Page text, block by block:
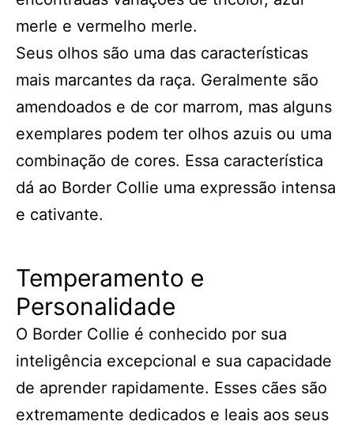
merle e vermelho merle.
Seus olhos são uma das características
mais marcantes da raça. Geralmente são
amendoados e de cor marrom, mas alguns
exemplares podem ter olhos azuis ou uma
combinação de cores. Essa característica
dá ao Border Collie uma expressão intensa
e cativante.
Temperamento e
Personalidade
O Border Collie é conhecido por sua
inteligência excepcional e sua capacidade
de aprender rapidamente. Esses cães são
extremamente dedicados e leais aos seus